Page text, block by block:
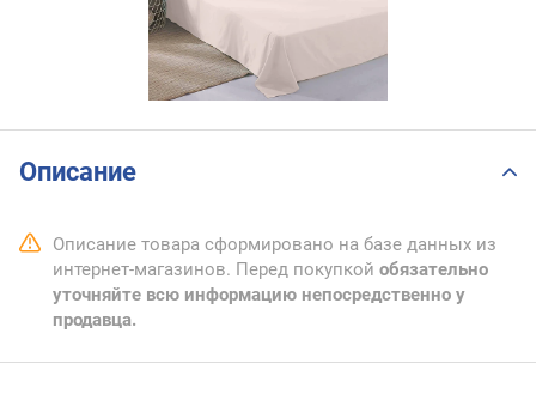
Описание
Описание товара сформировано на базе данных из
интернет-магазинов. Перед покупкой обязательно
уточняйте всю информацию непосредственно у
продавца.